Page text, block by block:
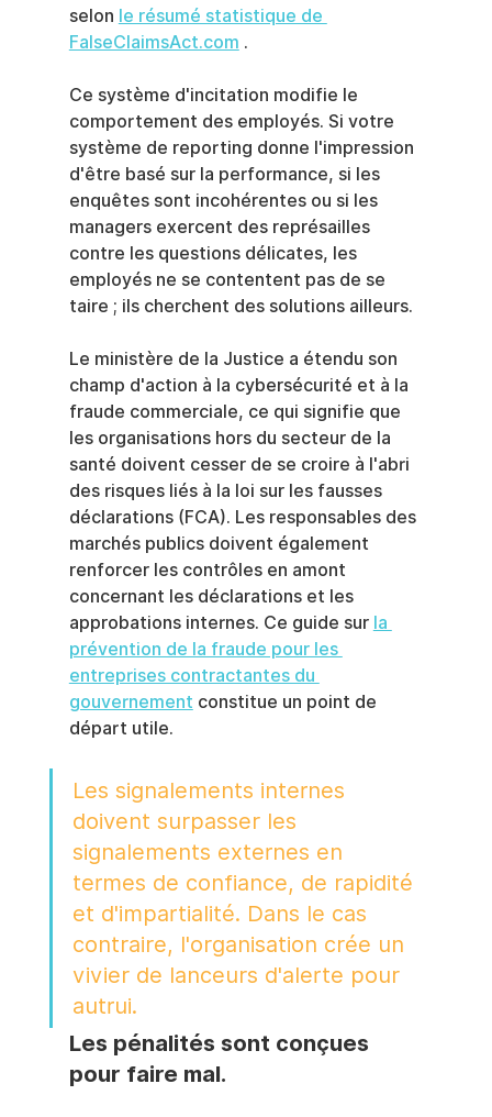
selon le résumé statistique de
FalseClaimsAct.com .
Ce système d'incitation modifie le
comportement des employés. Si votre
système de reporting donne l'impression
d'être basé sur la performance, si les
enquêtes sont incohérentes ou si les
managers exercent des représailles
contre les questions délicates, les
employés ne se contentent pas de se
taire ; ils cherchent des solutions ailleurs.
Le ministère de la Justice a étendu son
champ d'action à la cybersécurité et à la
fraude commerciale, ce qui signifie que
les organisations hors du secteur de la
santé doivent cesser de se croire à l'abri
des risques liés à la loi sur les fausses
déclarations (FCA). Les responsables des
marchés publics doivent également
renforcer les contrôles en amont
concernant les déclarations et les
approbations internes. Ce guide sur la
prévention de la fraude pour les
entreprises contractantes du
gouvernement constitue un point de
départ utile.
Les signalements internes
doivent surpasser les
signalements externes en
termes de confiance, de rapidité
et d'impartialité. Dans le cas
contraire, l'organisation crée un
vivier de lanceurs d'alerte pour
autrui.
Les pénalités sont conçues
pour faire mal.